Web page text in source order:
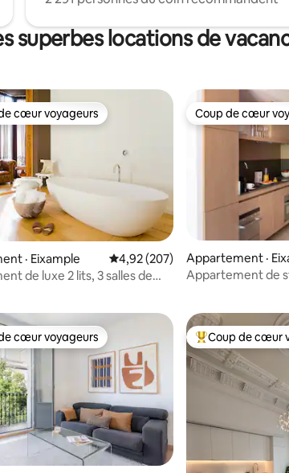
superbes locations de
5, 218 commentaires
voyageurs parmi les plus aimés
cœur voyageurs
· Eixample Note moyenne de 4,92 sur 5,
4,92 (207)
de luxe 2 lits, 3 salles de
Coup de cœur
Coup de cœur
Appartement ·
Appartement de
cœur voyageurs parmi les plus aimés
cœur voyageurs Coup de cœur
Coup de cœur